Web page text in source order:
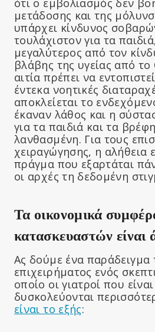
μετάδοσης και της
υπάρχει κίνδυνος
τουλάχιστον για τα
μεγαλύτερος από τον
βλάβης της υγείας από το
αιτία πρέπει να
έντεκα νοητικές
αποκλείεται το
έκαναν λάθος και η
για τα παιδιά και τα
λανθασμένη. Για τους
χειραγώγησης, η αλήθεια
πράγμα που εξαρτάται
οι αρχές τη δεδομένη
Τα οικονομικά
κατασκευαστών είναι
Ας δούμε ένα παράδειγμα
επιχειρήματος ενός
οποίο οι γιατροί που
δυσκολεύονται
είναι το εξής: